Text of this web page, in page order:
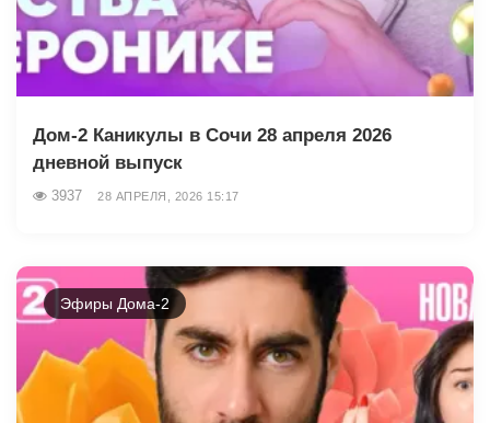
Дом-2 Каникулы в Сочи 28 апреля 2026
дневной выпуск
3937 28 АПРЕЛЯ, 2026 15:17
Эфиры Дома-2